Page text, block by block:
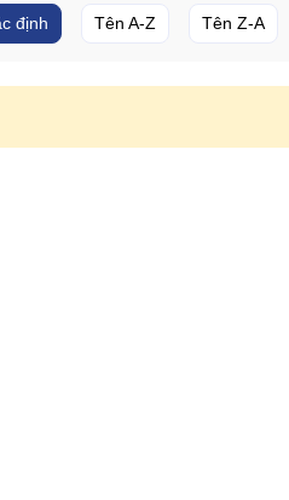
định Tên A-Z Tên Z-A